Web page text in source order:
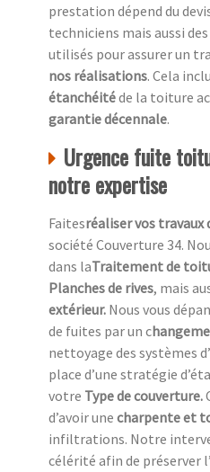
prestation dépend du
techniciens mais aussi
utilisés pour assurer un
nos réalisations. Cela
étanchéitéde la toiture
garantie décennale.
Urgence fuite
notre expertise
Faitesréaliser vos
société Couverture 34.
dans laTraitement de
Planches de rives, mais
extérieur. Nous vous
de fuites par un c
nettoyage des systèmes
place d’une stratégie
votre Type de couverture.
d’avoir une charpente et
infiltrations. Notre
célérité afin de préserver